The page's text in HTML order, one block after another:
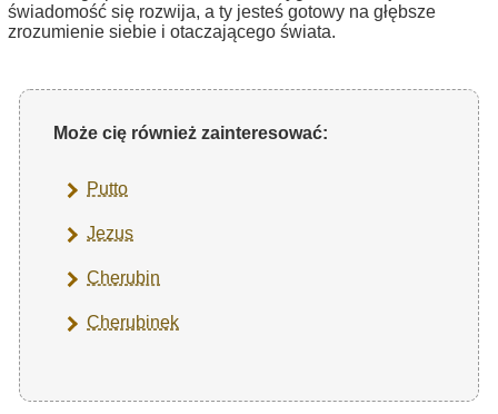
świadomość się rozwija, a ty jesteś gotowy na głębsze
zrozumienie siebie i otaczającego świata.
Może cię również zainteresować:
Putto
Jezus
Cherubin
Cherubinek